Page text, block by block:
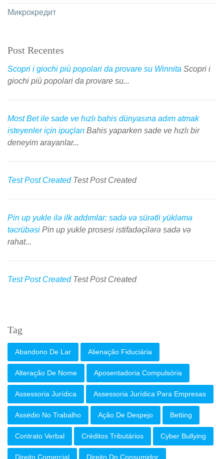
Микрокредит
Post Recentes
Scopri i giochi più popolari da provare su Winnita Scopri i
giochi più popolari da provare su...
Most Bet ile sade ve hızlı bahis dünyasına adım atmak
isteyenler için ipuçları Bahis yaparken sade ve hızlı bir
deneyim arayanlar...
Test Post Created Test Post Created
Pin up yukle ilə ilk addımlar: sadə və sürətli yükləmə
təcrübəsi Pin up yukle prosesi istifadəçilərə sadə və
rahat...
Test Post Created Test Post Created
Tag
Abandono De Lar Alienação Fiduciária
Alteração De Nome Aposentadoria Compulsória
Assessoria Jurídica Assessoria Jurídica Para Empresas
Assédio No Trabalho Ação De Despejo Betting
Contrato Verbal Créditos Tributários Cyber Bullying
Direito Comercial Direito Do Consumidor